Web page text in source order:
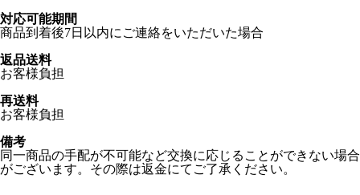
対応可能期間
商品到着後7日以内にご連絡をいただいた場合
返品送料
お客様負担
再送料
お客様負担
備考
同一商品の手配が不可能など交換に応じることができない場合
がございます。その際は返金にてご了承ください。